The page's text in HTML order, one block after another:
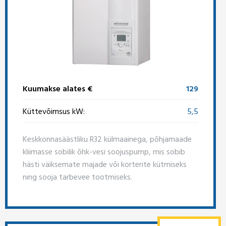
Kuumakse alates €
129
Küttevõimsus kW:
5,5
Keskkonnasäästliku R32 külmaainega, põhjamaade
kliimasse sobilik õhk-vesi soojuspump, mis sobib
hästi väiksemate majade või korterite kütmiseks
ning sooja tarbevee tootmiseks.